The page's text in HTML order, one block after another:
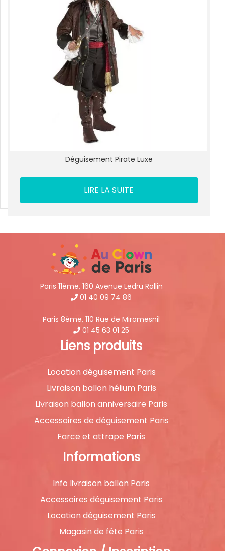
Déguisement Pirate Luxe
LIRE LA SUITE
Paris 11ème, 160 Avenue Ledru Rollin
01 40 09 74 86
Paris 8ème, 110 Rue de Miromesnil
01 45 63 01 25
Liens produits
Location déguisement Paris
Livraison ballon hélium Paris
Livraison ballon anniversaire Paris
Accessoires de déguisement Paris
Farce et attrape Paris
Informations
Info livraison ballon Paris
Accessoires déguisement Paris
Location déguisement Paris
Magasin de fête Paris